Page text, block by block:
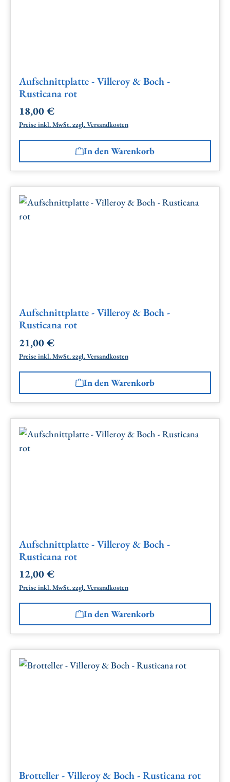
Aufschnittplatte - Villeroy & Boch -
Rusticana rot
Regulärer Preis:
18,00 €
Preise inkl. MwSt. zzgl. Versandkosten
In den Warenkorb
Aufschnittplatte - Villeroy & Boch -
Rusticana rot
Regulärer Preis:
21,00 €
Preise inkl. MwSt. zzgl. Versandkosten
In den Warenkorb
Aufschnittplatte - Villeroy & Boch -
Rusticana rot
Regulärer Preis:
12,00 €
Preise inkl. MwSt. zzgl. Versandkosten
In den Warenkorb
Brotteller - Villeroy & Boch - Rusticana rot